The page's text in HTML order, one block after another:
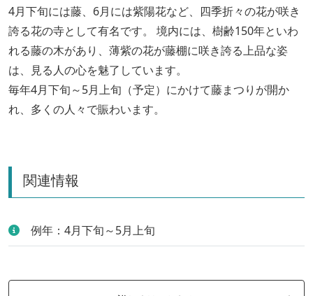
4月下旬には藤、6月には紫陽花など、四季折々の花が咲き
誇る花の寺として有名です。 境内には、樹齢150年といわ
れる藤の木があり、薄紫の花が藤棚に咲き誇る上品な姿
は、見る人の心を魅了しています。
毎年4月下旬～5月上旬（予定）にかけて藤まつりが開か
れ、多くの人々で賑わいます。
関連情報
例年：4月下旬～5月上旬